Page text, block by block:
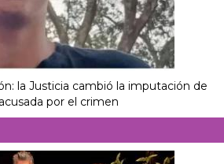
la Justicia cambió la imputación de
por el crimen